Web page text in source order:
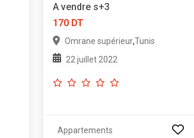
A vendre s+3
170 DT
Omrane supérieur,Tunis
22 juillet 2022
Appartements